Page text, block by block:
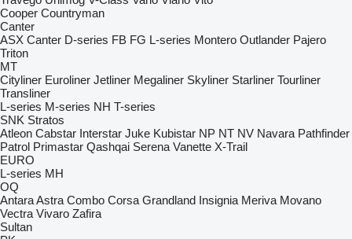
Cooper Countryman
Canter
ASX Canter D-series FB FG L-series Montero Outlander Pajero
Triton
MT
Cityliner Euroliner Jetliner Megaliner Skyliner Starliner Tourliner
Transliner
L-series M-series NH T-series
SNK Stratos
Atleon Cabstar Interstar Juke Kubistar NP NT NV Navara Pathfinder
Patrol Primastar Qashqai Serena Vanette X-Trail
EURO
L-series MH
OQ
AntaraAstra Combo Corsa Grandland Insignia Meriva Movano
Vectra Vivaro Zafira
Sultan